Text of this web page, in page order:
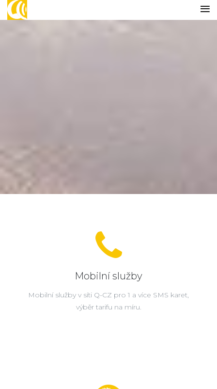
Mobilní služby
Mobilní služby v síti Q-CZ pro 1 a více SMS karet,
výběr tarifu na míru.